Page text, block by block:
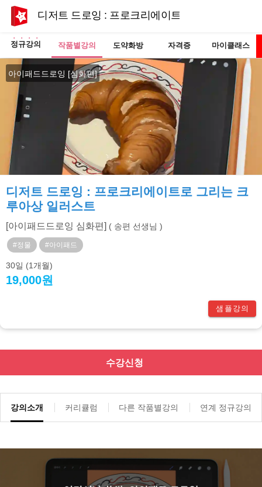
디저트 드로잉 : 프로크리에이트로 그리는 크루아
정규강의 작품별강의 도약화방 자격증 마이클래스
아이패드드로잉 [심화편]
디저트 드로잉 : 프로크리에이트로 그리는 크
루아상 일러스트
[아이패드드로잉 심화편] ( 송편 선생님 )
#정물 #아이패드
30일 (1개월)
19,000원
샘플강의
수강신청
강의소개 커리큘럼 다른 작품별강의 연계 정규강의